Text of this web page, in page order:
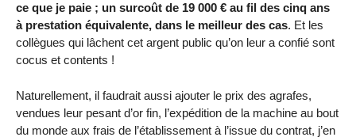
ce que je paie ; un surcoût de 19 000 € au fil des cinq ans
à prestation équivalente, dans le meilleur des cas. Et les
collègues qui lâchent cet argent public qu’on leur a confié sont
cocus et contents !
Naturellement, il faudrait aussi ajouter le prix des agrafes,
vendues leur pesant d’or fin, l’expédition de la machine au bout
du monde aux frais de l’établissement à l’issue du contrat, j’en